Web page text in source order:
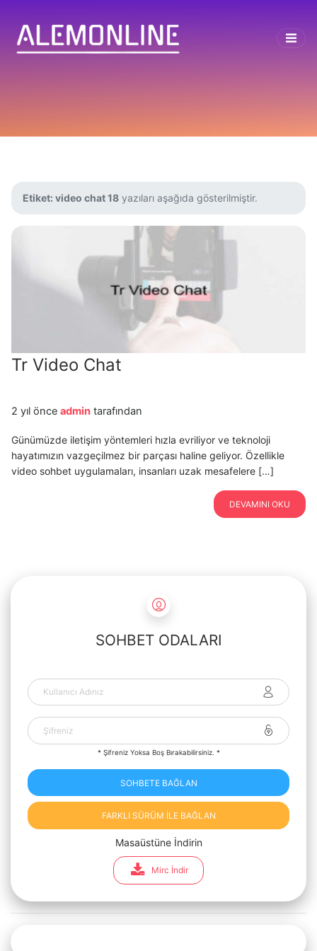
Etiket: video chat 18 yazıları aşağıda gösterilmiştir.
Tr Video Chat
2 yıl önce admin tarafından
Günümüzde iletişim yöntemleri hızla evriliyor ve teknoloji
hayatımızın vazgeçilmez bir parçası haline geliyor. Özellikle
video sohbet uygulamaları, insanları uzak mesafelere […]
DEVAMINI OKU
SOHBET ODALARI
* Şifreniz Yoksa Boş Bırakabilirsiniz. *
SOHBETE BAĞLAN
FARKLI SÜRÜM İLE BAĞLAN
Masaüstüne İndirin
Mirc İndir